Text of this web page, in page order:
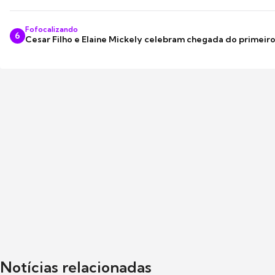
6
Fofocalizando
Cesar Filho e Elaine Mickely celebram chegada do
Notícias relacionadas